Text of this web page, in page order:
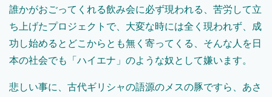
誰かがおごってくれる飲み会に必ず現われる、苦労して立
ち上げたプロジェクトで、大変な時には全く現われず、成
功し始めるとどこからとも無く寄ってくる、そんな人を日
本の社会でも「ハイエナ」のような奴として嫌います。
悲しい事に、古代ギリシャの語源のメスの豚ですら、あさ